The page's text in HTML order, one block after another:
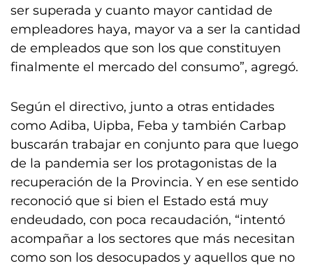
ser superada y cuanto mayor cantidad de
empleadores haya, mayor va a ser la cantidad
de empleados que son los que constituyen
finalmente el mercado del consumo”, agregó.
Según el directivo, junto a otras entidades
como Adiba, Uipba, Feba y también Carbap
buscarán trabajar en conjunto para que luego
de la pandemia ser los protagonistas de la
recuperación de la Provincia. Y en ese sentido
reconoció que si bien el Estado está muy
endeudado, con poca recaudación, “intentó
acompañar a los sectores que más necesitan
como son los desocupados y aquellos que no